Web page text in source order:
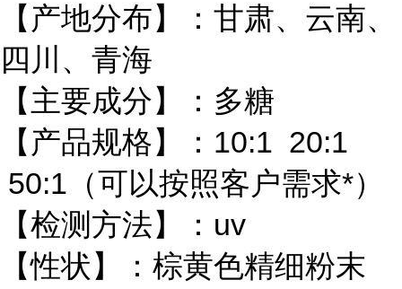
【产地分布】：甘肃、云南、
四川、青海
【主要成分】：多糖
【产品规格】：10:1 20:1
50:1（可以按照客户需求*）
【检测方法】：uv
【性状】：棕黄色精细粉末